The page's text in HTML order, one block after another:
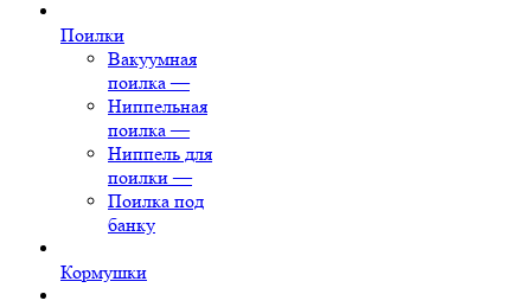
Поилки
Вакуумная
поилка —
Ниппельная
поилка —
Ниппель для
поилки —
Поилка под
банку
Кормушки